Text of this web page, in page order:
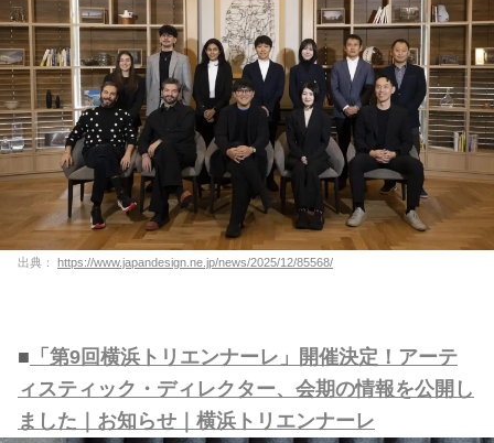
出典： https://www.japandesign.ne.jp/news/2025/12/85568/
■ 「第9回横浜トリエンナーレ」開催決定！アーテ
ィスティック・ディレクター、会期の情報を公開し
ました｜お知らせ｜横浜トリエンナーレ